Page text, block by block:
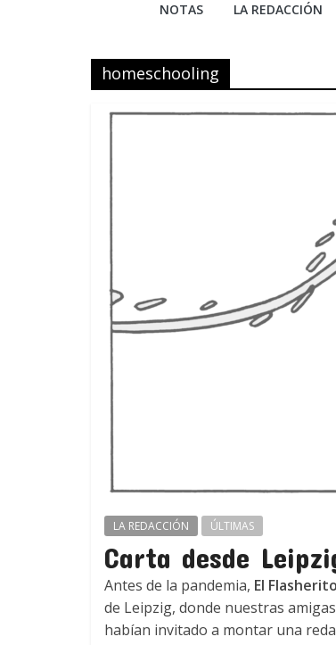
NOTAS LA REDACCIÓN
homeschooling
LA REDACCIÓN ÚLTIMAS
Carta desde
Antes de la pandemia, El Flasherito
de Leipzig, donde nuestras
habían invitado a montar una